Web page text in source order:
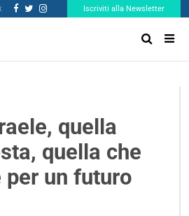
Iscriviti alla Newsletter
quella
quella che
un futuro